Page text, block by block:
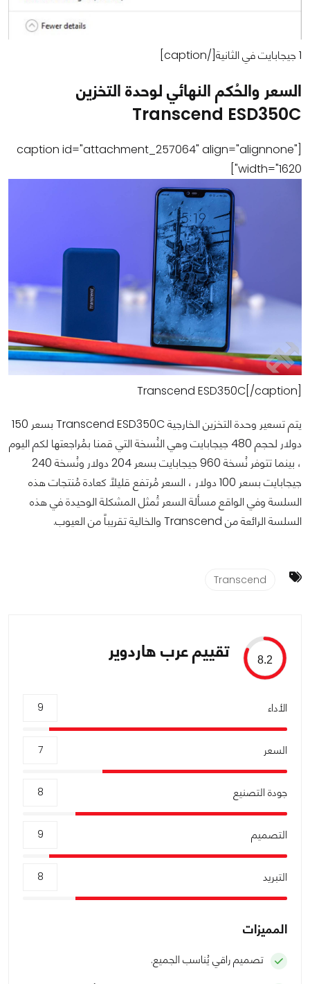
1 جيجابايت في الثانية[/caption]
السعر والحُكم النهائي لوحدة التخزين
Transcend ESD350C
[caption id="attachment_257064" align="alignnone"
width="1620"]
Transcend ESD350C[/caption]
يتم تسعير وحدة التخزين الخارجية Transcend ESD350C بسعر 150
دولار لحجم 480 جيجابايت وهي النُسخة التي قمنا بمُراجعتها لكم اليوم
، بينما تتوفر نُسخة 960 جيجابايت بسعر 204 دولار ونُسخة 240
جيجابايت بسعر 100 دولار ، السعر مُرتفع قليلاً كعادة مُنتجات هذه
السلسة وفي الواقع مسألة السعر تُمثل المشكلة الوحيدة في هذه
السلسة الرائعة من Transcend والخالية تقريباً من العيوب.
Transcend
8.2 تقييم عرب هاردوير
الأداء 9
السعر 7
جودة التصنيع 8
التصميم 9
التبريد 8
المميزات
تصميم راقي يُناسب الجميع.